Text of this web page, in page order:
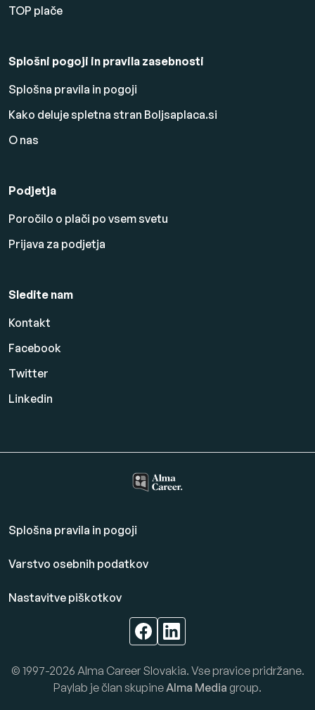
TOP plače
Splošni pogoji in pravila zasebnosti
Splošna pravila in pogoji
Kako deluje spletna stran Boljsaplaca.si
O nas
Podjetja
Poročilo o plači po vsem svetu
Prijava za podjetja
Sledite nam
Kontakt
Facebook
Twitter
Linkedin
Splošna pravila in pogoji
Varstvo osebnih podatkov
Nastavitve piškotkov
© 1997-2026 Alma Career Slovakia. Vse pravice pridržane.
Paylab je član skupineAlma Media group.